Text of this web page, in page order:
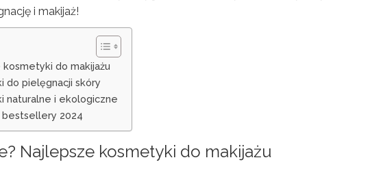
i makijaż!
do makijażu
do pielęgnacji skóry
naturalne i ekologiczne
bestsellery 2024
Najlepsze kosmetyki do makijażu